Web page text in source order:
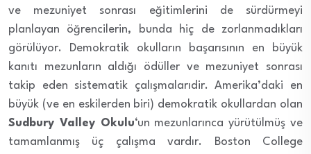
ve mezuniyet sonrası eğitimlerini de sürdürmeyi
planlayan öğrencilerin, bunda hiç de zorlanmadıkları
görülüyor. Demokratik okulların başarısının en büyük
kanıtı mezunların aldığı ödüller ve mezuniyet sonrası
takip eden sistematik çalışmalarıdir. Amerika’daki en
büyük (ve en eskilerden biri) demokratik okullardan olan
Sudbury Valley Okulu‘un mezunlarınca yürütülmüş ve
tamamlanmış üç çalışma vardır. Boston College